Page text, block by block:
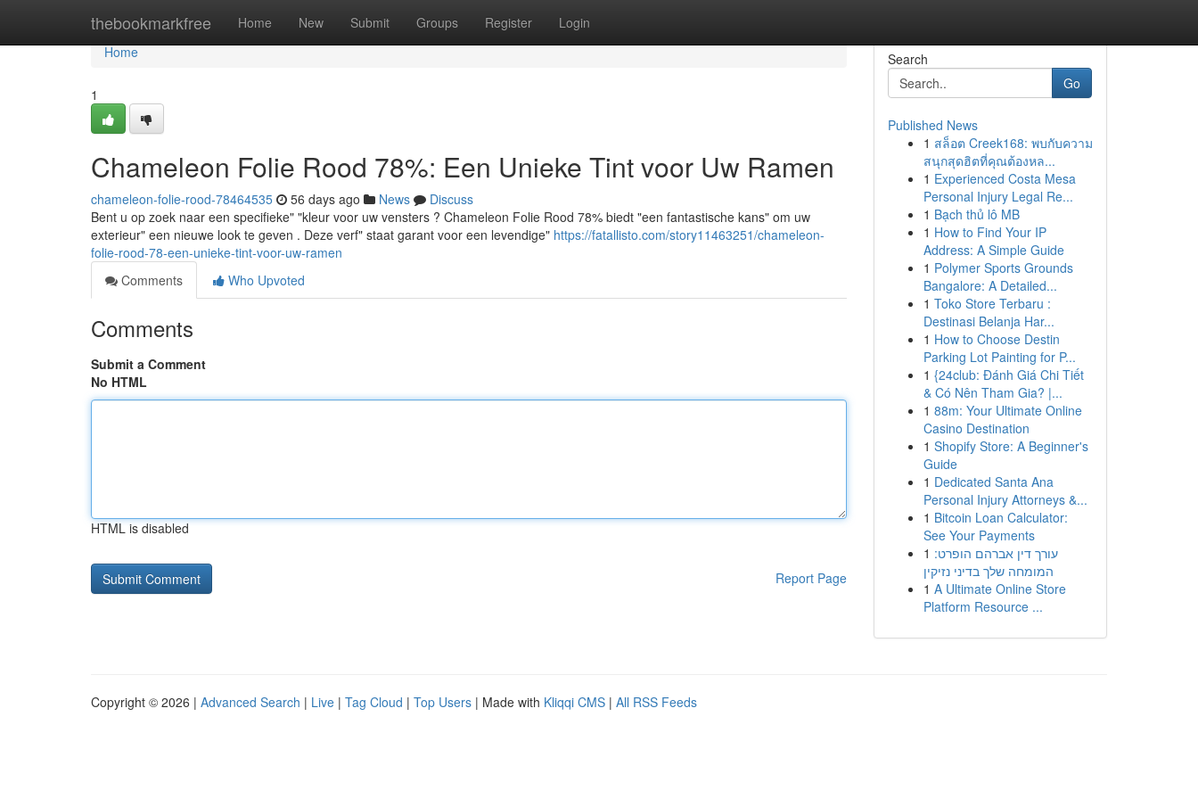
thebookmarkfree Home New Submit Groups Register Login
Home
Home
1
Chameleon Folie Rood 78%: Een Unieke Tint voor Uw Ramen
chameleon-folie-rood-78464535 56 days ago News
Discuss
Bent u op zoek naar een specifieke" "kleur voor uw vensters ? Chameleon Folie Rood 78% biedt "een fantastische kans" om uw
exterieur" een nieuwe look te geven . Deze verf" staat garant voor een levendige" https://fatallisto.com/story11463251/chameleon-
folie-rood-78-een-unieke-tint-voor-uw-ramen
Comments
Who Upvoted
Comments
Submit a Comment
No HTML
HTML is disabled
Report Page
Search
Go
Published News
1 สล็อต Creek168: พบกับความ
สนุกสุดฮิตที่คุณต้องหล...
1 Experienced Costa Mesa
Personal Injury Legal Re...
1 Bạch thủ lô MB
1 How to Find Your IP
Address: A Simple Guide
1 Polymer Sports Grounds
Bangalore: A Detailed...
1 Toko Store Terbaru :
Destinasi Belanja Har...
1 How to Choose Destin
Parking Lot Painting for P...
1 {24club: Đánh Giá Chi Tiết
& Có Nên Tham Gia? |...
1 88m: Your Ultimate Online
Casino Destination
1 Shopify Store: A Beginner's
Guide
1 Dedicated Santa Ana
Personal Injury Attorneys &...
1 Bitcoin Loan Calculator:
See Your Payments
1 עורך דין אברהם הופרט:
המומחה שלך בדיני נזיקין
1 A Ultimate Online Store
Platform Resource ...
Copyright © 2026 | Advanced Search | Live | Tag Cloud | Top Users | Made with Kliqqi CMS | All RSS Feeds